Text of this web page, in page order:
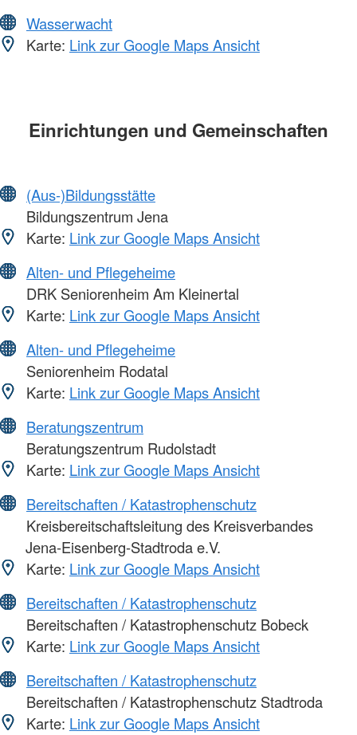
Wasserwacht
Karte: Link zur Google Maps Ansicht
Einrichtungen und Gemeinschaften
(Aus-)Bildungsstätte
Bildungszentrum Jena
Karte: Link zur Google Maps Ansicht
Alten- und Pflegeheime
DRK Seniorenheim Am Kleinertal
Karte: Link zur Google Maps Ansicht
Alten- und Pflegeheime
Seniorenheim Rodatal
Karte: Link zur Google Maps Ansicht
Beratungszentrum
Beratungszentrum Rudolstadt
Karte: Link zur Google Maps Ansicht
Bereitschaften / Katastrophenschutz
Kreisbereitschaftsleitung des Kreisverbandes
Jena-Eisenberg-Stadtroda e.V.
Karte: Link zur Google Maps Ansicht
Bereitschaften / Katastrophenschutz
Bereitschaften / Katastrophenschutz Bobeck
Karte: Link zur Google Maps Ansicht
Bereitschaften / Katastrophenschutz
Bereitschaften / Katastrophenschutz Stadtroda
Karte: Link zur Google Maps Ansicht